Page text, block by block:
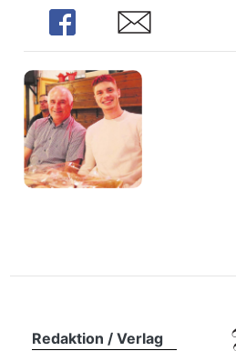
Share Share
Redaktion / Verlag